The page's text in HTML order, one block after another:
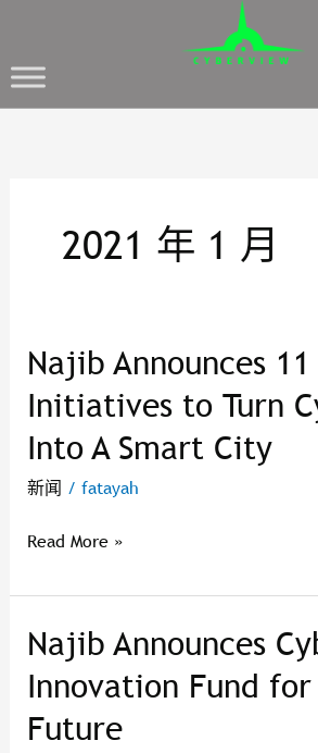
2021 年 1 月
Najib Announces
Initiatives to Turn
Into A Smart City
新闻 / fatayah
Najib
Announces
11
projects,
to
Cyberjaya
Smart
Read More »
Najib Announces
Innovation Fund
Future
Najib
Announces
Cyberjaya
Innovation